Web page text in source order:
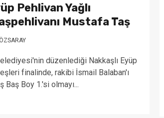
Pehlivan Yağlı
Mustafa Taş
düzenlediği Nakkaşlı Eyüp
finalinde, rakibi İsmail Balaban'ı
Baş Boy 1.'si olmayı...